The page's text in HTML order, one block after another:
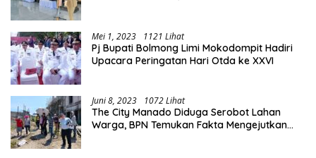
Mei 1, 2023 1121 Lihat
Pj Bupati Bolmong Limi Mokodompit Hadiri
Upacara Peringatan Hari Otda ke XXVI
Juni 8, 2023 1072 Lihat
The City Manado Diduga Serobot Lahan
Warga, BPN Temukan Fakta Mengejutkan